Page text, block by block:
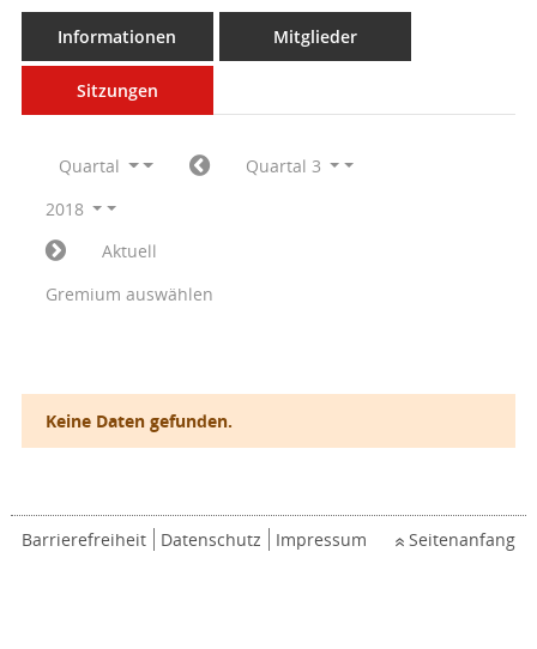
Informationen Mitglieder
Sitzungen
Quartal
Quartal 3
2018
Aktuell
Gremium auswählen
Keine Daten gefunden.
Barrierefreiheit Datenschutz Impressum Seitenanfang